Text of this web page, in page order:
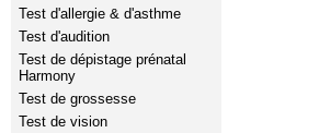
Test d'allergie & d'asthme
Test d'audition
Test de dépistage prénatal
Harmony
Test de grossesse
Test de vision